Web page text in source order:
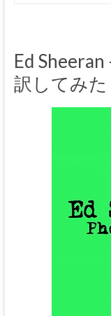
Ed
訳してみた